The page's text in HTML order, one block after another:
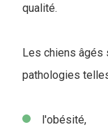
qualité.
Les chiens âgés
pathologies
l'obésité,